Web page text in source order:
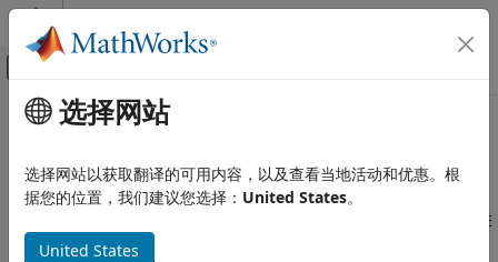
跳到内容
画布外导航菜单切换
文档主页
Simscape Electrical
Semiconductors and Converters
主要内容
Converters
转换器、逆变器、整流器、斩波器、栅极多路复用器
使用转换器、逆变器、整流器、斩波器和栅极多路复用器对功率进
行转换和整流。
选择网站
选择网站以获取翻译的可用内容，以及查看当地活动和优惠。根
据您的位置，我们建议您选择： United States。
United States